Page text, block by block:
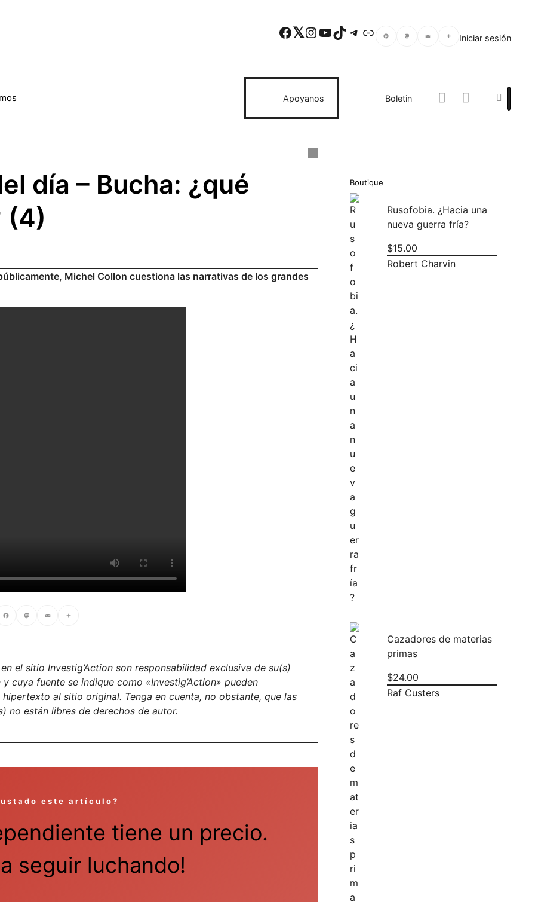
Facebook Twitter Instagram YouTube TikTok Telegram Enlace Iniciar sesión
Apoyanos Boletin
día – Bucha: ¿qué
(4)
Michel Collon cuestiona las narrativas de los grandes
el sitio Investig’Action son responsabilidad exclusiva de su(s)
cuya fuente se indique como «Investig’Action» pueden
al sitio original. Tenga en cuenta, no obstante, que las
no están libres de derechos de autor.
este artículo?
tiene un precio.
seguir luchando!
Boutique
Rusofobia. ¿Hacia una
nueva guerra fría?
$15.00
Robert Charvin
Cazadores de materias
primas
$24.00
Raf Custers